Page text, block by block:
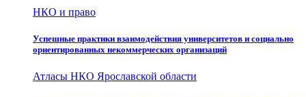
НКО и право
Успешные практики взаимодействия университетов и социально
ориентированных некоммерческих организаций
Атласы НКО Ярославской области